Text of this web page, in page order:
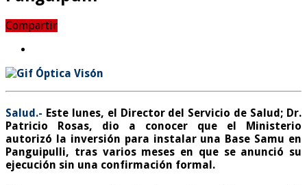
Compartir
Salud.- Este lunes, el Director del Servicio de Salud; Dr.
Patricio Rosas, dio a conocer que el Ministerio
autorizó la inversión para instalar una Base Samu en
Panguipulli, tras varios meses en que se anunció su
ejecución sin una confirmación formal.